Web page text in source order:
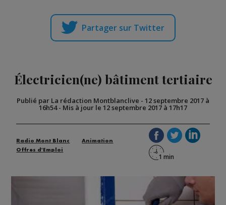
Partager sur Twitter
Électricien(ne) bâtiment tertiaire
Publié par La rédaction Montblanclive - 12 septembre 2017 à
16h54- Mis à jour le 12 septembre 2017 à 17h17
Radio Mont Blanc
Animation
Offres d'Emploi